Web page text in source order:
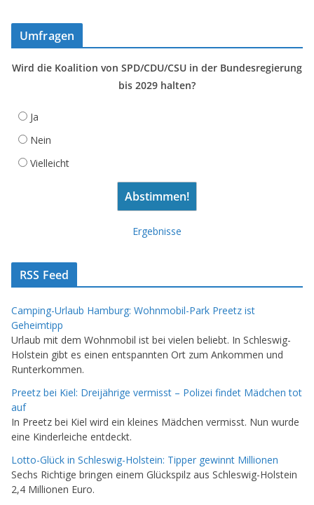
Umfragen
Wird die Koalition von SPD/CDU/CSU in der Bundesregierung
bis 2029 halten?
Ja
Nein
Vielleicht
Ergebnisse
RSS Feed
Camping-Urlaub Hamburg: Wohnmobil-Park Preetz ist
Geheimtipp
Urlaub mit dem Wohnmobil ist bei vielen beliebt. In Schleswig-
Holstein gibt es einen entspannten Ort zum Ankommen und
Runterkommen.
Preetz bei Kiel: Dreijährige vermisst – Polizei findet Mädchen tot
auf
In Preetz bei Kiel wird ein kleines Mädchen vermisst. Nun wurde
eine Kinderleiche entdeckt.
Lotto-Glück in Schleswig-Holstein: Tipper gewinnt Millionen
Sechs Richtige bringen einem Glückspilz aus Schleswig-Holstein
2,4 Millionen Euro.